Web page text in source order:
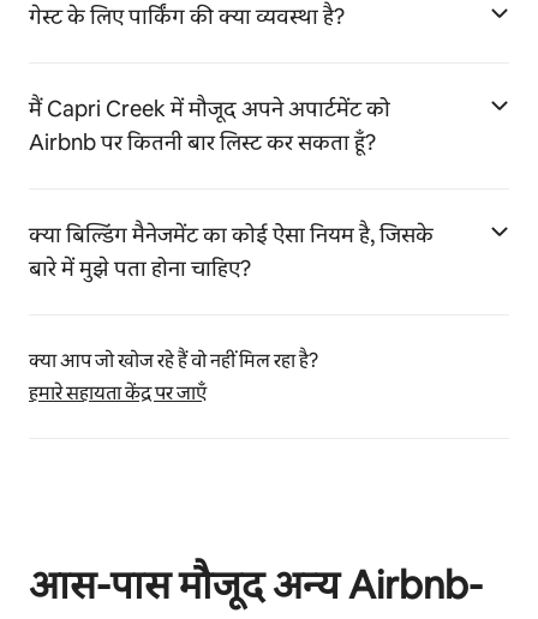
गेस्ट के लिए पार्किंग की क्या व्यवस्था है?
मैं Capri Creek में मौजूद अपने अपार्टमेंट को
Airbnb पर कितनी बार लिस्ट कर सकता हूँ?
क्या बिल्डिंग मैनेजमेंट का कोई ऐसा नियम है, जिसके
बारे में मुझे पता होना चाहिए?
क्या आप जो खोज रहे हैं वो नहीं मिल रहा है?
हमारे सहायता केंद्र पर जाएँ
आस-पास मौजूद अन्य Airbnb-